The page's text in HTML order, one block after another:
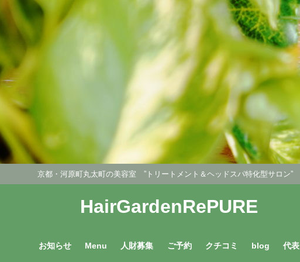
京都・河原町丸太町の美容室 ”トリートメント＆ヘッドスパ特化型サロン”
HairGardenRePURE
お知らせ Menu 人財募集 ご予約 クチコミ blog 代表